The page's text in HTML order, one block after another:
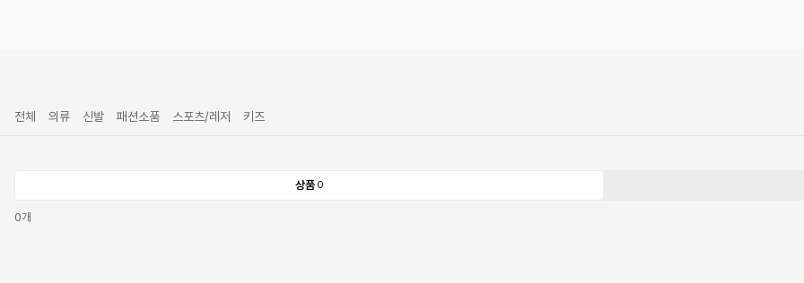
전체 의류 신발 패션소품 스포츠/레저 키즈
상품 0
0개